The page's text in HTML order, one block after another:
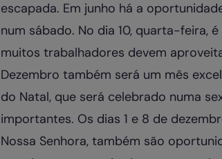
escapada. Em junho há a
num sábado. No dia 10, quarta-feira, é
muitos trabalhadores devem
Dezembro também será um mês
do Natal, que será celebrado numa
importantes. Os dias 1 e 8 de
Nossa Senhora, também são